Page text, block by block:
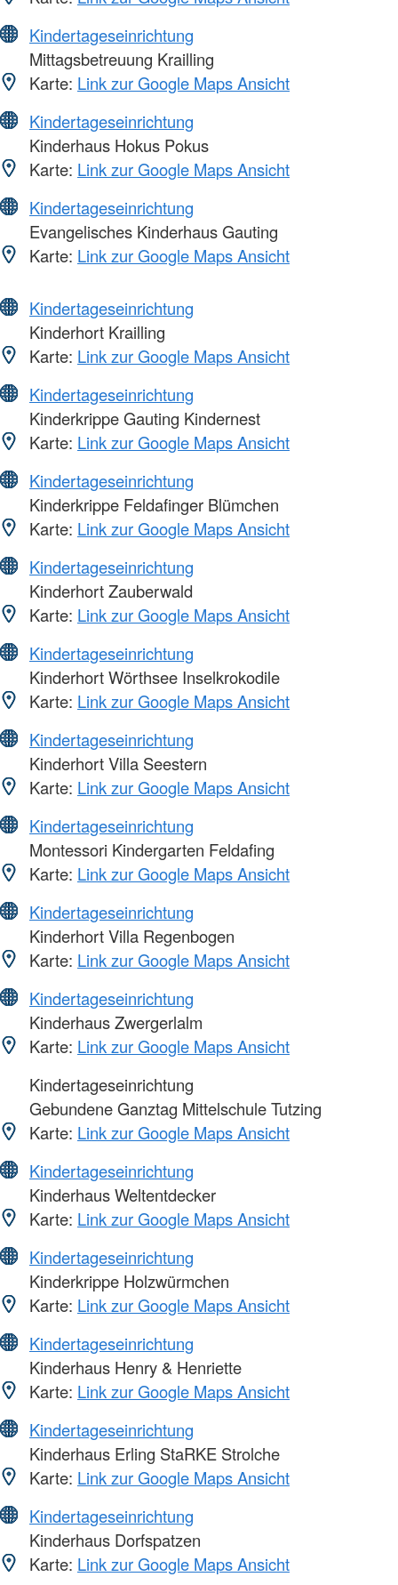
Kindertageseinrichtung
Mittagsbetreuung Krailling
Karte: Link zur Google Maps Ansicht
Kindertageseinrichtung
Kinderhaus Hokus Pokus
Karte: Link zur Google Maps Ansicht
Kindertageseinrichtung
Evangelisches Kinderhaus Gauting
Karte: Link zur Google Maps Ansicht
Kindertageseinrichtung
Kinderhort Krailling
Karte: Link zur Google Maps Ansicht
Kindertageseinrichtung
Kinderkrippe Gauting Kindernest
Karte: Link zur Google Maps Ansicht
Kindertageseinrichtung
Kinderkrippe Feldafinger Blümchen
Karte: Link zur Google Maps Ansicht
Kindertageseinrichtung
Kinderhort Zauberwald
Karte: Link zur Google Maps Ansicht
Kindertageseinrichtung
Kinderhort Wörthsee Inselkrokodile
Karte: Link zur Google Maps Ansicht
Kindertageseinrichtung
Kinderhort Villa Seestern
Karte: Link zur Google Maps Ansicht
Kindertageseinrichtung
Montessori Kindergarten Feldafing
Karte: Link zur Google Maps Ansicht
Kindertageseinrichtung
Kinderhort Villa Regenbogen
Karte: Link zur Google Maps Ansicht
Kindertageseinrichtung
Kinderhaus Zwergerlalm
Karte: Link zur Google Maps Ansicht
Kindertageseinrichtung
Gebundene Ganztag Mittelschule Tutzing
Karte: Link zur Google Maps Ansicht
Kindertageseinrichtung
Kinderhaus Weltentdecker
Karte: Link zur Google Maps Ansicht
Kindertageseinrichtung
Kinderkrippe Holzwürmchen
Karte: Link zur Google Maps Ansicht
Kindertageseinrichtung
Kinderhaus Henry & Henriette
Karte: Link zur Google Maps Ansicht
Kindertageseinrichtung
Kinderhaus Erling StaRKE Strolche
Karte: Link zur Google Maps Ansicht
Kindertageseinrichtung
Kinderhaus Dorfspatzen
Karte: Link zur Google Maps Ansicht